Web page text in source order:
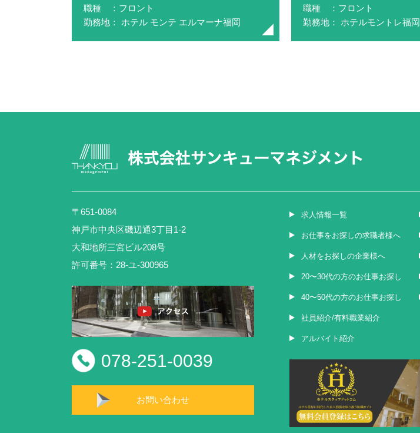
職種 ：フロント
勤務地： ホテル モンテ エルマーナ福岡
職種 ：フロント
勤務地： ホテルモントレ福岡
〒651-0084
神戸市中央区磯辺通3丁目1-2
大和地所三宮ビル208号
許可番号：28-ユ-300965
078-251-0039
お問い合わせ
求人情報一覧
お仕事をお探しの求職者様へ
人材をお探しの企業様へ
20〜30代の方のお仕事お探し
40〜50代の方のお仕事お探し
社員紹介/有料職業紹介
アルバイト紹介